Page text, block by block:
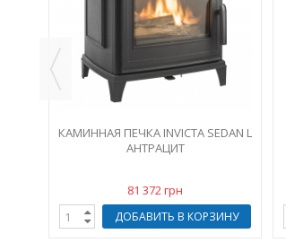
КАМИННАЯ ПЕЧКА INVICTA SEDAN L
АНТРАЦИТ
81 372 грн
ДОБАВИТЬ В КОРЗИНУ